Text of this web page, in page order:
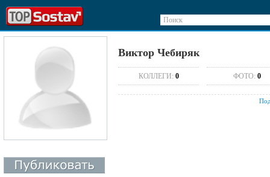
Поиск
Виктор Чебиряк
КОЛЛЕГИ: 0 ФОТО: 0